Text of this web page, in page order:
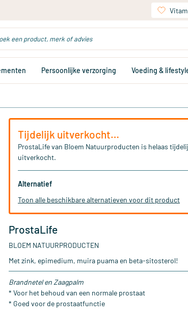
Persoonlijke verzorging Voeding &
Tijdelijk uitverkocht…
ProstaLife van Bloem Natuurproducten is helaas
uitverkocht.
Alternatief
Toon alle beschikbare alternatieven voor dit product
ProstaLife
BLOEM NATUURPRODUCTEN
Met zink, epimedium, muira puama en beta-sitosterol!
Brandnetel en Zaagpalm
* Voor het behoud van een normale prostaat
* Goed voor de prostaatfunctie